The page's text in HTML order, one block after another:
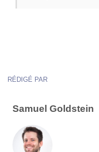
RÉDIGÉ PAR
Samuel Goldstein